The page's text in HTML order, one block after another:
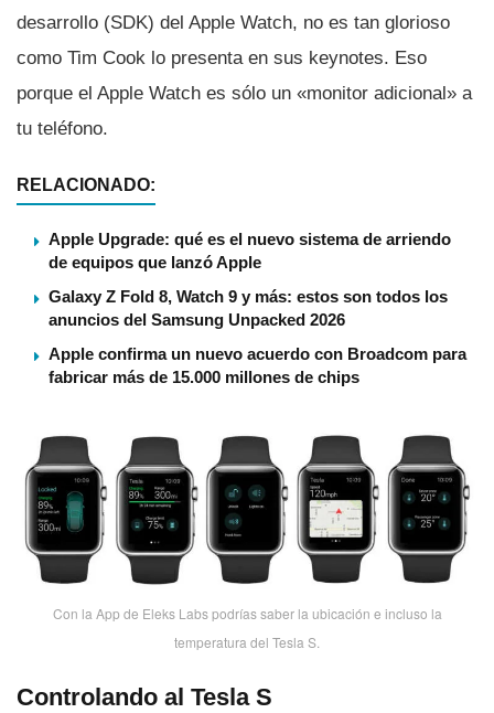
desarrollo (SDK) del Apple Watch, no es tan glorioso
como Tim Cook lo presenta en sus keynotes. Eso
porque el Apple Watch es sólo un «monitor adicional» a
tu teléfono.
RELACIONADO:
Apple Upgrade: qué es el nuevo sistema de arriendo
de equipos que lanzó Apple
Galaxy Z Fold 8, Watch 9 y más: estos son todos los
anuncios del Samsung Unpacked 2026
Apple confirma un nuevo acuerdo con Broadcom para
fabricar más de 15.000 millones de chips
Con la App de Eleks Labs podrí­as saber la ubicación e incluso la
temperatura del Tesla S.
Controlando al Tesla S